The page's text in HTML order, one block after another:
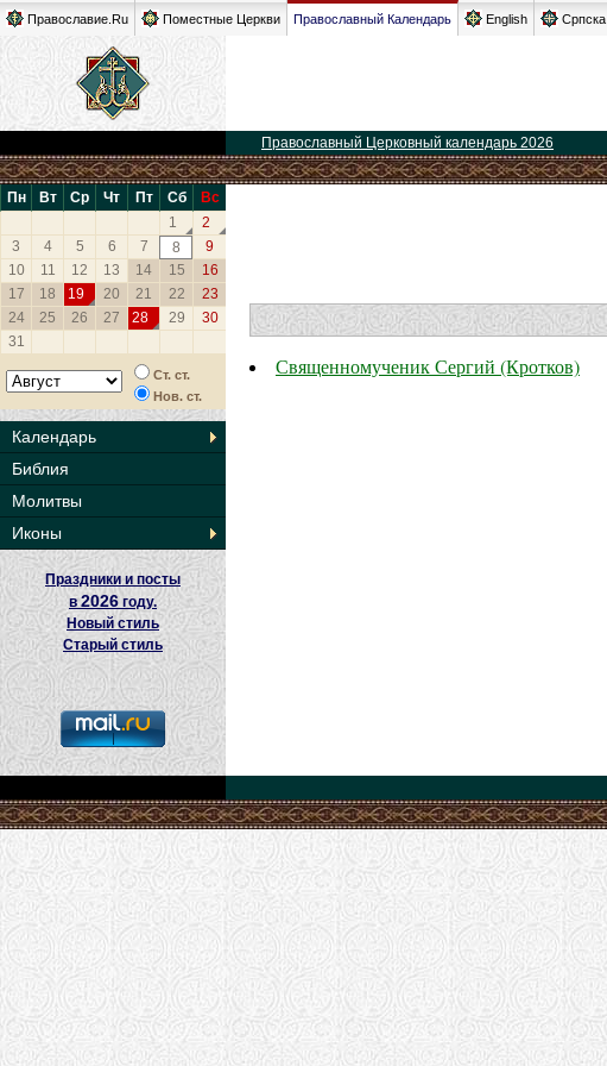
Православие.Ru Поместные Церкви Православный Календарь English Српска
Православный Церковный календарь 2026
Пн Вт Ср Чт Пт Сб
Вс
1
2
3
4 5 6 7 8
9
10
11 12 13 14 15
16
17
18 19 20 21 22
23
24
25 26 27 28 29
30
31
Ст. ст.
Нов. ст.
Календарь
Библия
Молитвы
Иконы
Праздники и посты
в2026 году.
Новый стиль
Старый стиль
Священномученик Сергий (Кротков)